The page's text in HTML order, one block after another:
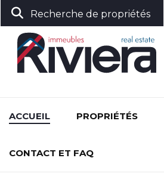
Recherche de propriétés
ACCUEIL PROPRIÉTÉS
CONTACT ET FAQ